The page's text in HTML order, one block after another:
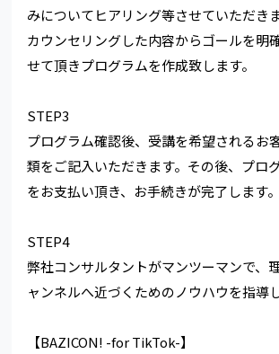
みについてヒアリング等させていただきま
カウンセリングした内容からゴールを明
せて頂きプログラムを作成致します。
STEP3
プログラム確認後、受講を希望されるお
類をご記入いただきます。その後、プロ
をお支払い頂き、お手続きが完了します。
STEP4
弊社コンサルタントがマンツーマンで、
ャンネルへ近づくためのノウハウを指導し
【BAZICON! -for TikTok-】